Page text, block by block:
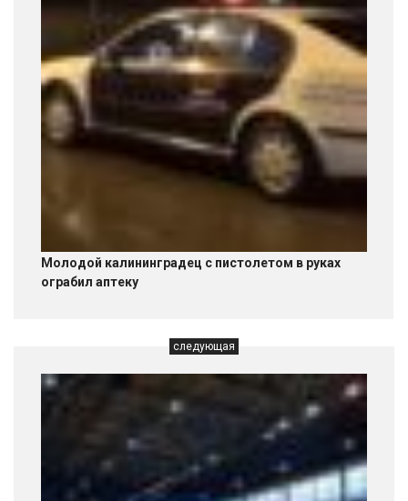
Молодой калининградец с пистолетом в руках
ограбил аптеку
следующая